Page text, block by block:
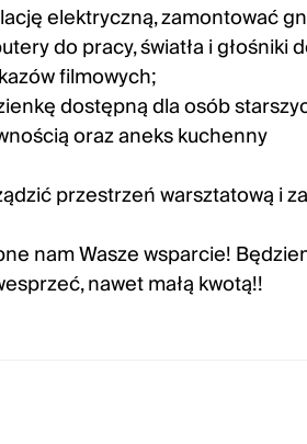
elektryczną, zamontować
do pracy, światła i głośniki
filmowych;
dostępną dla osób
oraz aneks kuchenny
przestrzeń warsztatową i
nam Wasze wsparcie!
nawet małą kwotą!!